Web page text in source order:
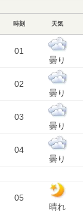
時刻 天気
01
曇り
02
曇り
03
曇り
04
曇り
05
晴れ